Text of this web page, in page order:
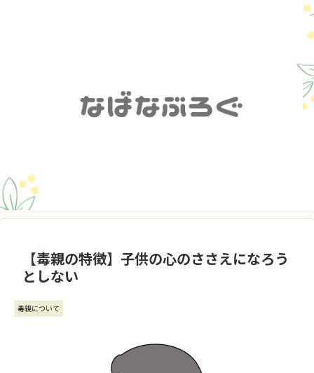
【毒親の特徴】子供の心のささえになろう
としない
毒親について